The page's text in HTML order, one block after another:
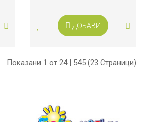
ДОБАВИ
Показани 1 от 24 | 545 (23 Страници)